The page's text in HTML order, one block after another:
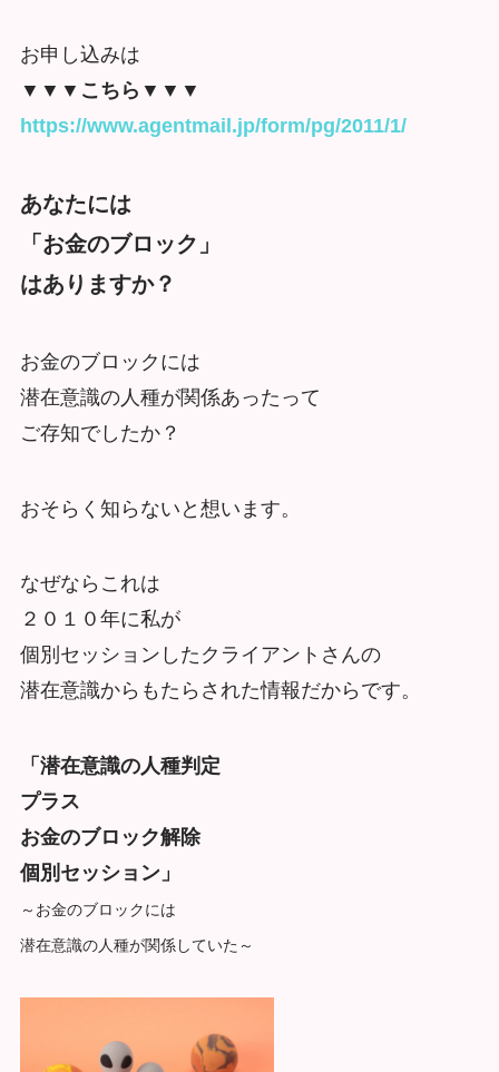
お申し込みは
▼▼▼こちら▼▼▼
https://www.agentmail.jp/form/pg/2011/1/
あなたには
「お金のブロック」
はありますか？
お金のブロックには
潜在意識の人種が関係あったって
ご存知でしたか？
おそらく知らないと想います。
なぜならこれは
２０１０年に私が
個別セッションしたクライアントさんの
潜在意識からもたらされた情報だからです。
「潜在意識の人種判定
プラス
お金のブロック解除
個別セッション」
～お金のブロックには
潜在意識の人種が関係していた～